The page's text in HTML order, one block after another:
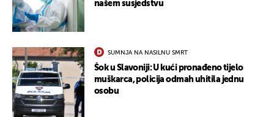
našem susjedstvu
SUMNJA NA NASILNU SMRT
Šok u Slavoniji: U kući pronađeno tijelo
muškarca, policija odmah uhitila jednu
osobu